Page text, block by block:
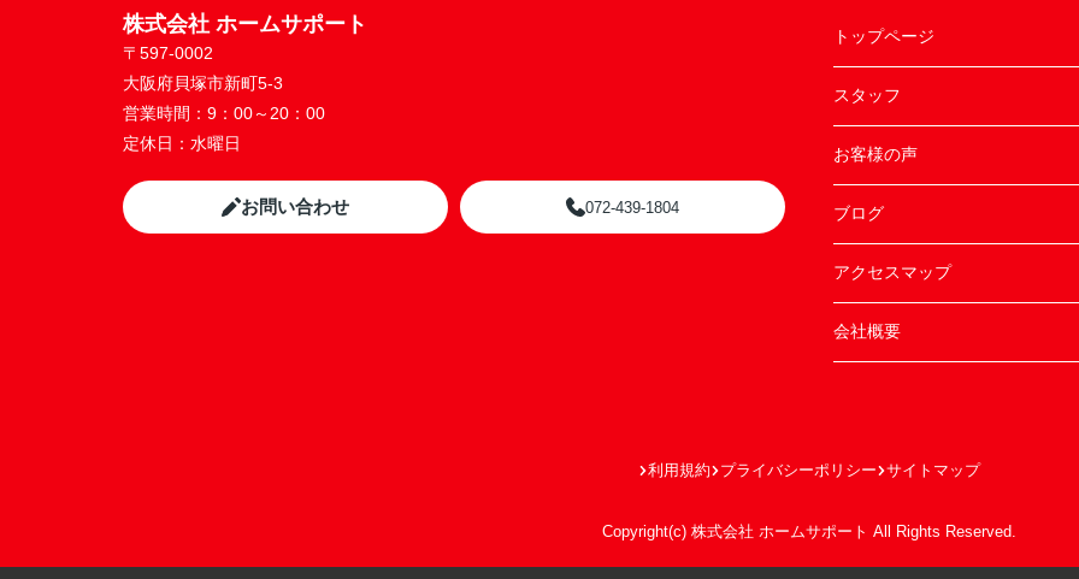
株式会社 ホームサポート
〒597-0002
大阪府貝塚市新町5-3
営業時間： 9：00～20：00
定休日： 水曜日
お問い合わせ 072-439-1804
トップページ
スタッフ
お客様の声
ブログ
アクセスマップ
会社概要
利用規約 プライバシーポリシー サイトマップ
Copyright(c) 株式会社 ホームサポート All Rights Reserved.